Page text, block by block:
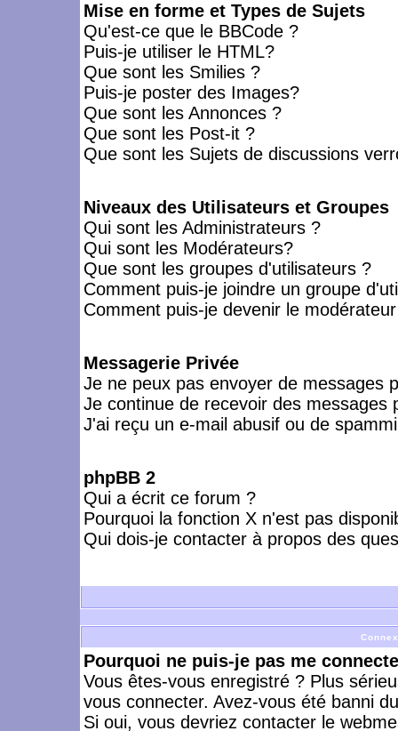
Mise en forme et Types de Sujets
Qu'est-ce que le BBCode ?
Puis-je utiliser le HTML?
Que sont les Smilies ?
Puis-je poster des Images?
Que sont les Annonces ?
Que sont les Post-it ?
Que sont les Sujets de discussions
Niveaux des Utilisateurs et Groupes
Qui sont les Administrateurs ?
Qui sont les Modérateurs?
Que sont les groupes d'utilisateurs ?
Comment puis-je joindre un groupe
Comment puis-je devenir le
Messagerie Privée
Je ne peux pas envoyer de messages
Je continue de recevoir des messages
J'ai reçu un e-mail abusif ou de
phpBB 2
Qui a écrit ce forum ?
Pourquoi la fonction X n'est pas
Qui dois-je contacter à propos des
Pourquoi ne puis-je pas me
Vous êtes-vous enregistré ? Plus
vous connecter. Avez-vous été banni
Si oui, vous devriez contacter le